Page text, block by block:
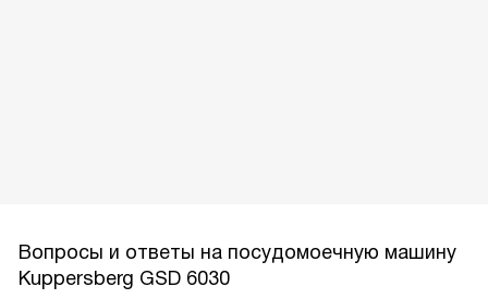
Вопросы и ответы на посудомоечную машину
Kuppersberg GSD 6030